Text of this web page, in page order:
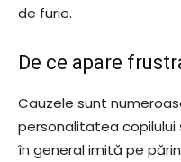
de furie.
De ce apare
Cauzele sunt
personalitatea copilului
în general imită pe